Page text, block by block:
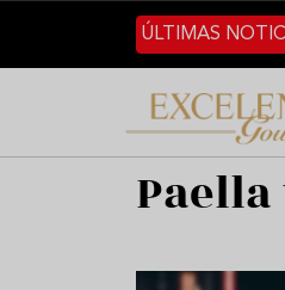
Pasar al
ÚLTIMAS